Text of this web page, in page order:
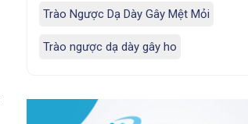
Trào Ngược Dạ Dày Gây Mệt Mỏi
Trào ngược dạ dày gây ho